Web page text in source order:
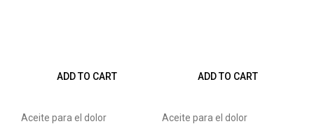
ADD TO CART
Aceite para el dolor
ADD TO CART
Aceite para el dolor